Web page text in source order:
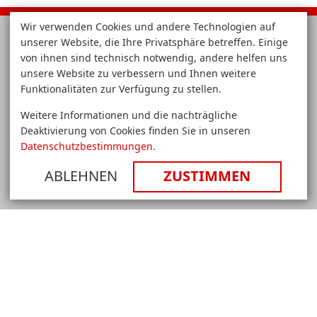
Wir verwenden Cookies und andere Technologien auf
unserer Website, die Ihre Privatsphäre betreffen. Einige
von ihnen sind technisch notwendig, andere helfen uns
unsere Website zu verbessern und Ihnen weitere
Funktionalitäten zur Verfügung zu stellen.
Weitere Informationen und die nachträgliche
Deaktivierung von Cookies finden Sie in unseren
Datenschutzbestimmungen.
ABLEHNEN ZUSTIMMEN
&
Konferenztechnik
Hamburg
-
Avitel
GmbH
Systemhaus für Medientechnik
Avitel GmbH
Bosteler Feld 30